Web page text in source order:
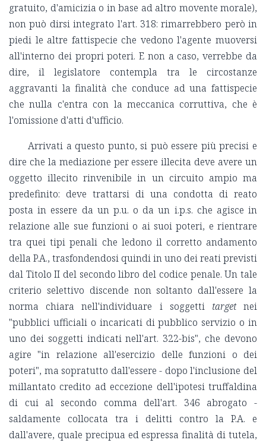
gratuito, d'amicizia o in base ad altro movente morale),
non può dirsi integrato l'art. 318: rimarrebbero però in
piedi le altre fattispecie che vedono l'agente muoversi
all'interno dei propri poteri. E non a caso, verrebbe da
dire, il legislatore contempla tra le circostanze
aggravanti la finalità che conduce ad una fattispecie
che nulla c'entra con la meccanica corruttiva, che è
l'omissione d'atti d'ufficio.
Arrivati a questo punto, si può essere più precisi e
dire che la mediazione per essere illecita deve avere un
oggetto illecito rinvenibile in un circuito ampio ma
predefinito: deve trattarsi di una condotta di reato
posta in essere da un p.u. o da un i.p.s. che agisce in
relazione alle sue funzioni o ai suoi poteri, e rientrare
tra quei tipi penali che ledono il corretto andamento
della P.A., trasfondendosi quindi in uno dei reati previsti
dal Titolo II del secondo libro del codice penale. Un tale
criterio selettivo discende non soltanto dall'essere la
norma chiara nell'individuare i soggetti targetnei
"pubblici ufficiali o incaricati di pubblico servizio o in
uno dei soggetti indicati nell'art. 322-bis", che devono
agire "in relazione all'esercizio delle funzioni o dei
poteri", ma sopratutto dall'essere - dopo l'inclusione del
millantato credito ad eccezione dell'ipotesi truffaldina
di cui al secondo comma dell'art. 346 abrogato -
saldamente collocata tra i delitti contro la P.A. e
dall'avere, quale precipua ed espressa finalità di tutela,